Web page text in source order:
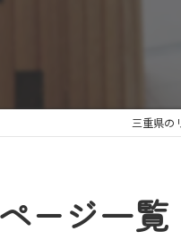
三重県の
ージ一覧